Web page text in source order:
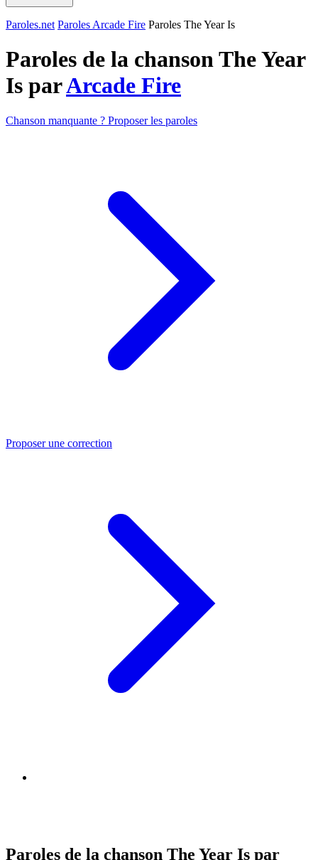
Paroles.net Paroles Arcade Fire Paroles The Year Is
Paroles de la chanson The Year
Is parArcade Fire
Chanson manquante ? Proposer les paroles
Proposer une correction
Paroles de la chanson The Year Is par